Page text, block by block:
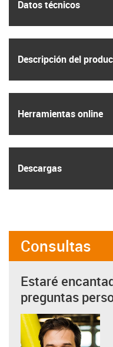
Datos técnicos
Descripción del
Herramientas online
Descargas
Consultas
Estaré
preguntas